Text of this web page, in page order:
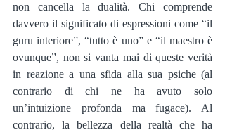
non cancella la dualità. Chi comprende
davvero il significato di espressioni come “il
guru interiore”, “tutto è uno” e “il maestro è
ovunque”, non si vanta mai di queste verità
in reazione a una sfida alla sua psiche (al
contrario di chi ne ha avuto solo
un’intuizione profonda ma fugace). Al
contrario, la bellezza della realtà che ha